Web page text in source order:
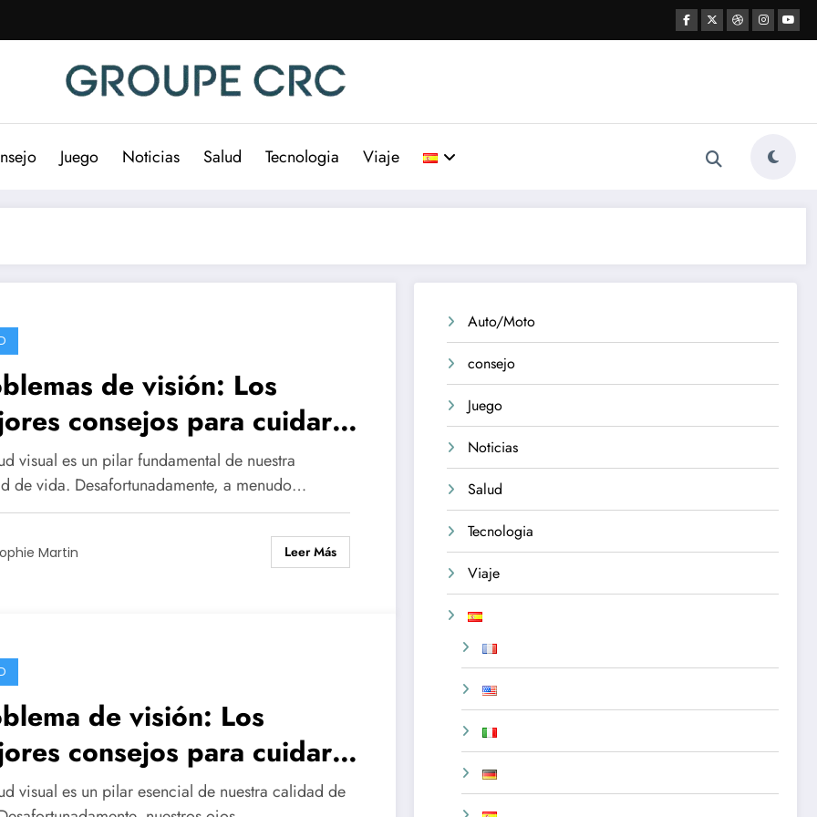
Juego Noticias Salud Tecnologia Viaje
de visión: Los
consejos para cuidar
visual es un pilar fundamental de nuestra
de vida. Desafortunadamente, a menudo…
Martin Leer Más
de visión: Los
consejos para cuidar
visual es un pilar esencial de nuestra calidad de
Auto/Moto
consejo
Juego
Noticias
Salud
Tecnologia
Viaje